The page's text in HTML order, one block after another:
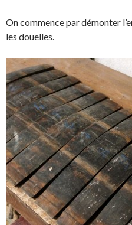
On commence par démonter
les douelles.